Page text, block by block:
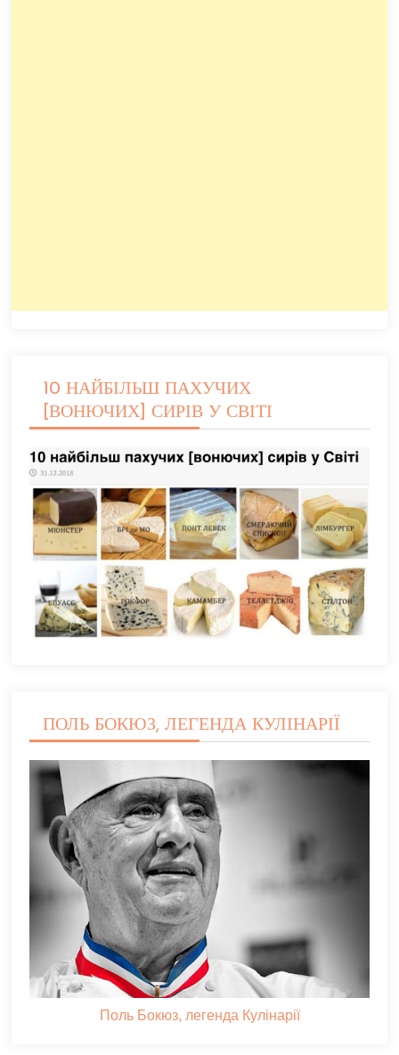
10 НАЙБІЛЬШ ПАХУЧИХ
[ВОНЮЧИХ] СИРІВ У СВІТІ
ПОЛЬ БОКЮЗ, ЛЕГЕНДА КУЛІНАРІЇ
Поль Бокюз, легенда Кулінарії